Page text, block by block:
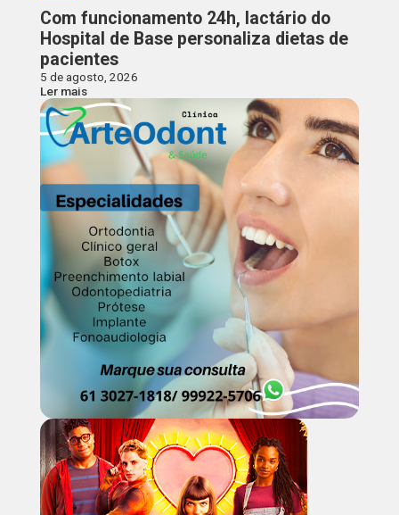
Com funcionamento 24h, lactário do
Hospital de Base personaliza dietas de
pacientes
5 de agosto, 2026
Ler mais